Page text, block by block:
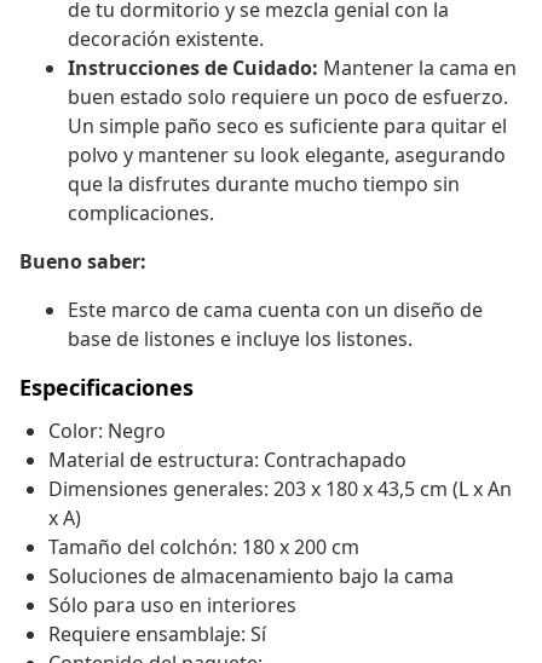
de tu dormitorio y se mezcla genial con la
decoración existente.
Instrucciones de Cuidado: Mantener la cama en
buen estado solo requiere un poco de esfuerzo.
Un simple paño seco es suficiente para quitar el
polvo y mantener su look elegante, asegurando
que la disfrutes durante mucho tiempo sin
complicaciones.
Bueno saber:
Este marco de cama cuenta con un diseño de
base de listones e incluye los listones.
Especificaciones
Color: Negro
Material de estructura: Contrachapado
Dimensiones generales: 203 x 180 x 43,5 cm (L x An
x A)
Tamaño del colchón: 180 x 200 cm
Soluciones de almacenamiento bajo la cama
Sólo para uso en interiores
Requiere ensamblaje: Sí